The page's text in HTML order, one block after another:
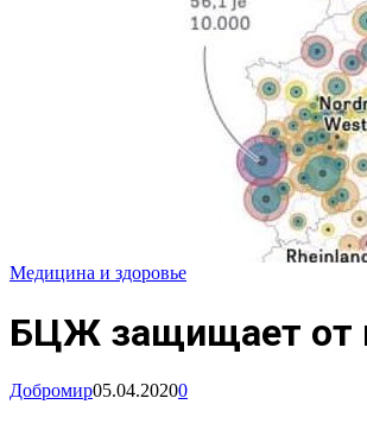
Медицина и здоровье
БЦЖ защищает от
Добромир05.04.20200